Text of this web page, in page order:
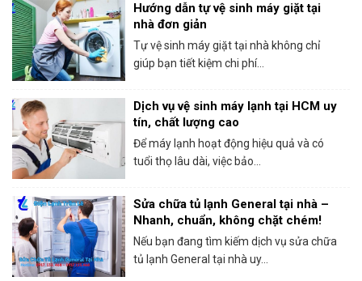
Hướng dẫn tự vệ sinh máy giặt tại
nhà đơn giản
Tự vệ sinh máy giặt tại nhà không chỉ
giúp bạn tiết kiệm chi phí...
Dịch vụ vệ sinh máy lạnh tại HCM uy
tín, chất lượng cao
Để máy lạnh hoạt động hiệu quả và có
tuổi thọ lâu dài, việc bảo...
Sửa chữa tủ lạnh General tại nhà –
Nhanh, chuẩn, không chặt chém!
Nếu bạn đang tìm kiếm dịch vụ sửa chữa
tủ lạnh General tại nhà uy...